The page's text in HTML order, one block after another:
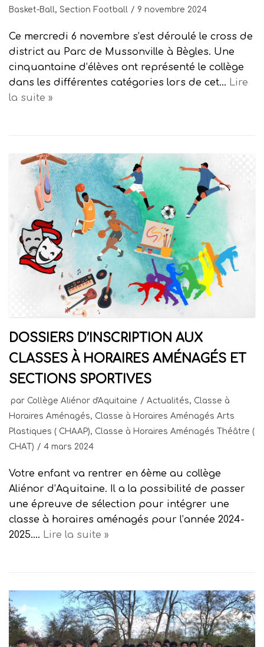
Basket-Ball, Section Football 9 novembre 2024
Ce mercredi 6 novembre s’est déroulé le cross de
district au Parc de Mussonville à Bègles. Une
cinquantaine d’élèves ont représenté le collège
dans les différentes catégories lors de cet… Lire
la suite »
DOSSIERS D’INSCRIPTION AUX
CLASSES À HORAIRES AMÉNAGÉS ET
SECTIONS SPORTIVES
par Collège Aliénor d'Aquitaine Actualités, Classe à
Horaires Aménagés, Classe à Horaires Aménagés Arts
Plastiques ( CHAAP), Classe à Horaires Aménagés Théâtre (
CHAT)
4 mars 2024
Votre enfant va rentrer en 6ème au collège
Aliénor d’Aquitaine. Il a la possibilité de passer
une épreuve de sélection pour intégrer une
classe à horaires aménagés pour l’année 2024-
2025.… Lire la suite »